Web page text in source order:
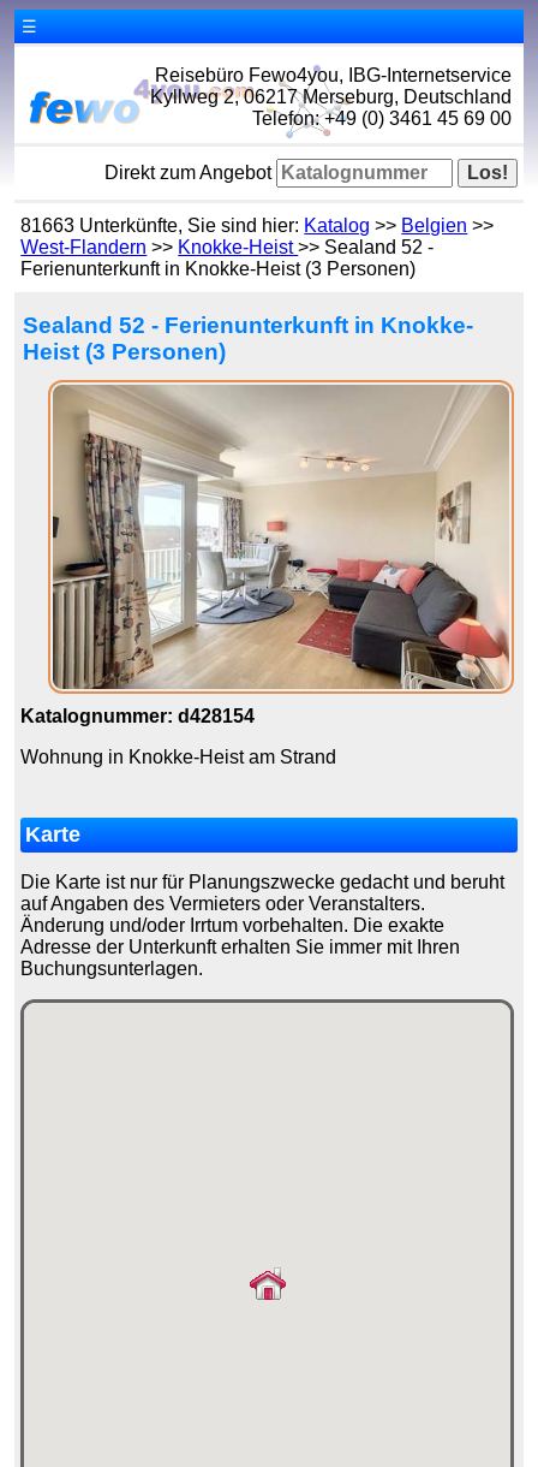
☰
Reisebüro Fewo4you, IBG-Internetservice
Kyllweg 2, 06217 Merseburg, Deutschland
Telefon: +49 (0) 3461 45 69 00
Direkt zum Angebot
81663 Unterkünfte, Sie sind hier: Katalog >> Belgien >>
West-Flandern >> Knokke-Heist>> Sealand 52 -
Ferienunterkunft in Knokke-Heist (3 Personen)
Sealand 52 - Ferienunterkunft in Knokke-
Heist (3 Personen)
Katalognummer: d428154
Wohnung in Knokke-Heist am Strand
Karte
Die Karte ist nur für Planungszwecke gedacht und beruht
auf Angaben des Vermieters oder Veranstalters.
Änderung und/oder Irrtum vorbehalten. Die exakte
Adresse der Unterkunft erhalten Sie immer mit Ihren
Buchungsunterlagen.